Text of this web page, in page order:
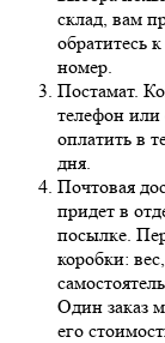
склад, вам
обратитесь
номер.
Постамат.
телефон
оплатить в
дня.
Почтовая
придет в
посылке.
коробки:
Один заказ
его